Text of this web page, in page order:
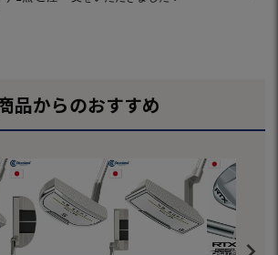
品からのおすすめ